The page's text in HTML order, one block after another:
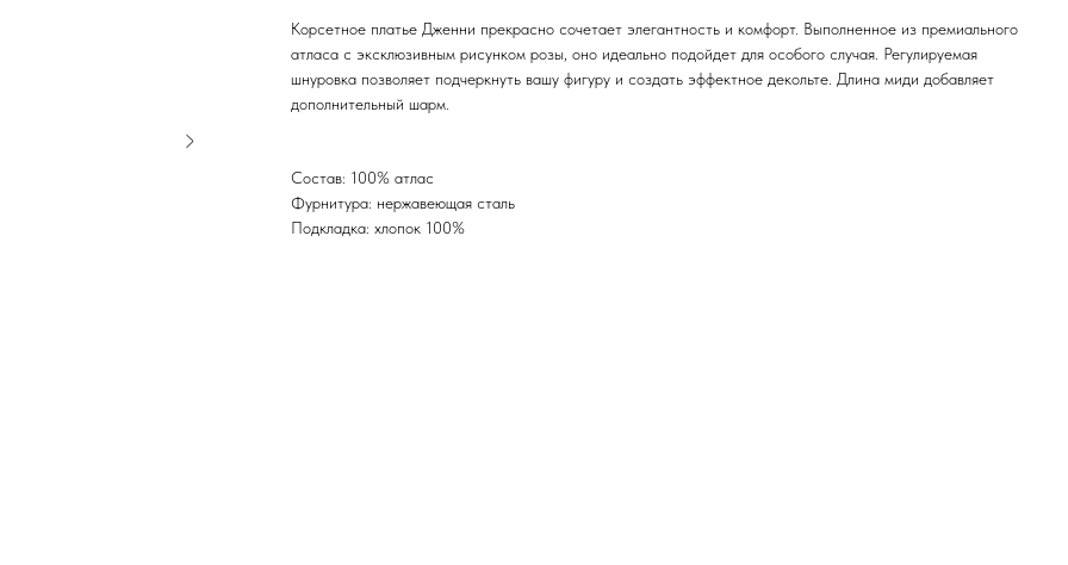
Корсетное платье Дженни прекрасно сочетает элегантность и комфорт. Выполненное из премиального
атласа с эксклюзивным рисунком розы, оно идеально подойдет для особого случая. Регулируемая
шнуровка позволяет подчеркнуть вашу фигуру и создать эффектное декольте. Длина миди добавляет
дополнительный шарм.
Состав: 100% атлас
Фурнитура: нержавеющая сталь
Подкладка: хлопок 100%